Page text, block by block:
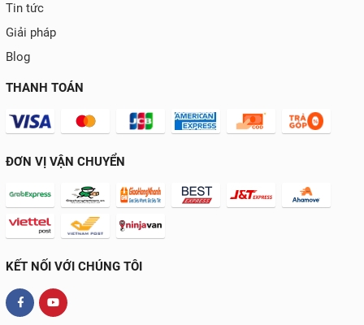
Tin tức
Giải pháp
Blog
THANH TOÁN
ĐƠN VỊ VẬN CHUYỂN
KẾT NỐI VỚI CHÚNG TÔI